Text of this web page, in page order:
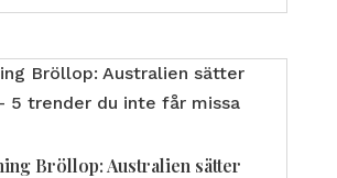
Bröllop: Australien sätter